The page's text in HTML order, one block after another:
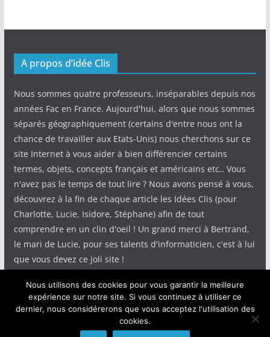
A propos d’idée Clis
Nous sommes quatre professeurs, inséparables depuis nos
années Fac en France. Aujourd'hui, alors que nous sommes
séparés géographiquement (certains d'entre nous ont la
chance de travailler aux Etats-Unis) nous cherchons sur ce
site Internet à vous aider à bien différencier certains
termes, objets, concepts français et américains etc.. Vous
n'avez pas le temps de tout lire ? Nous avons pensé à vous,
découvrez à la fin de chaque article les Idées Clis (pour
Charlotte, Lucie, Isidore, Stéphane) afin de tout
comprendre en un clin d'oeil ! Un grand merci à Bertrand,
le mari de Lucie, pour ses talents d'informaticien, c'est à lui
que vous devez ce joli site !
IdeeClis. Tous droits réservés.
Nous utilisons des cookies pour vous garantir la meilleure
expérience sur notre site. Si vous continuez à utiliser ce
dernier, nous considérerons que vous acceptez l'utilisation des
cookies.